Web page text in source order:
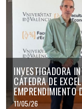
INVESTIGADORA
CÁTEDRA DE
EMPRENDIMIENTO
11/05/26